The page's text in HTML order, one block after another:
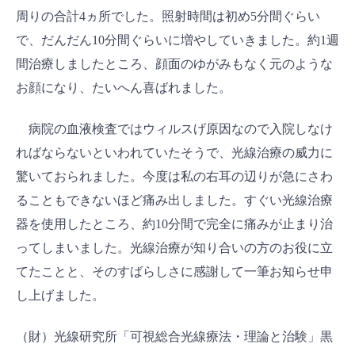
周りの合計4ヵ所でした。照射時間は初め5分間ぐらい
で、だんだん10分間ぐらいに増やしていきました。約1週
間治療しましたところ、顔面のゆがみもなく元のような
お顔になり、たいへん喜ばれました。
病院の血液検査ではウィルスげ原因なので入院しなけ
ればならないといわれていたそうで、光線治療の威力に
驚いておられました。今度は私の右耳の辺りが急にさわ
ることもできないほど痛み出しました。すぐい光線治療
器を使用したところ、約10分間で完全に痛みが止まり治
ってしまいました。光線治療が知り合いの方のお役に立
てたことと、そのすばらしさに感謝して一筆お知らせ申
し上げました。
（財）光線研究所「可視総合光線療法・理論と治験」黒